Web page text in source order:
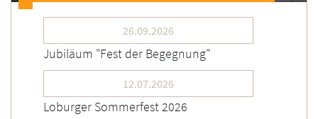
26.09.2026
Jubiläum "Fest der Begegnung"
12.07.2026
Loburger Sommerfest 2026